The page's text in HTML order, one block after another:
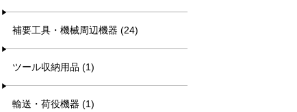
補要工具・機械周辺機器 (24)
ツール収納用品 (1)
輸送・荷役機器 (1)